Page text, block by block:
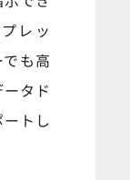
レッ
も高
タド
トし